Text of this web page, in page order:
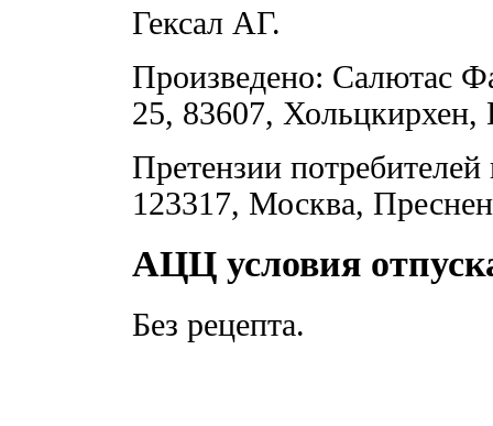
Гексал АГ.
Произведено: Салютас
25, 83607, Хольцкирхен,
Претензии
123317, Москва,
АЦЦ условия
Без рецепта.